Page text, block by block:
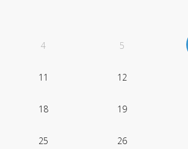
4 5
11 12
18 19
25 26